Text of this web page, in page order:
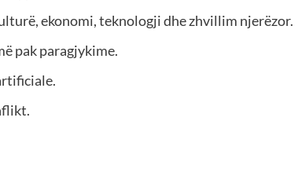
ekonomi, teknologji dhe zhvillim njerëzor.
pak paragjykime.